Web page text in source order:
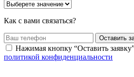
Как с вами связаться?
Оставить
Нажимая кнопку “Оставить
политикой конфиденциальности